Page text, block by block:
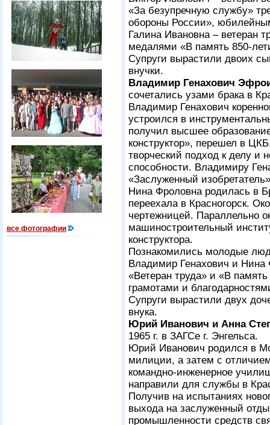
все фотографии
«За безупречную службу»
обороны России»,
Галина Ивановна – ветеран
медалями «В память 850-
Супруги вырастили двоих
внучки.
Владимир Генахович
сочетались узами брака в
Владимир Генахович
устроился в
получил высшее
конструктор», перешел в
творческий подход к делу и
способности. Владимиру
«Заслуженный
Нина Фроловна родилась в
переехала в Красногорск.
чертежницей. Параллельно
машиностроительный
конструктора.
Познакомились молодые
Владимир Генахович и
«Ветеран труда» и «В
грамотами и
Супруги вырастили двух
внука.
Юрий Иванович и Анна
1965 г. в ЗАГСе г. Энгельса.
Юрий Иванович родился в
милиции, а затем с
командно-инженерное
направили для службы в
Получив на испытаниях
выхода на заслуженный
промышленности средств